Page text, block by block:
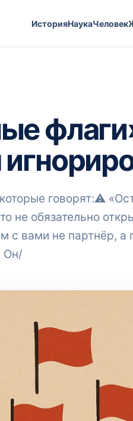
ИсторияНаукаЧеловек
говорят:⚠️
не обязательно
с вами не партнёр, а
Он/